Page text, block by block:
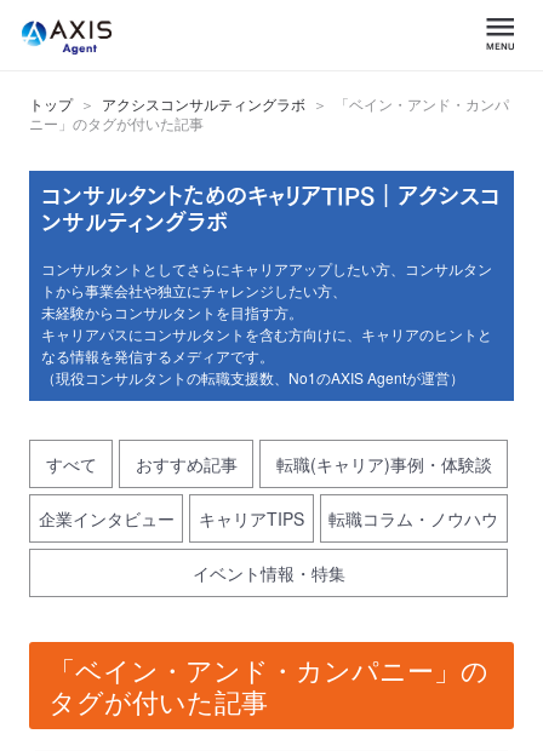
トップ アクシスコンサルティングラボ
「ベイン・アンド・カンパ
ニー」のタグが付いた記事
コンサルタントためのキャリアTIPS｜アクシスコ
ンサルティングラボ
コンサルタントとしてさらにキャリアアップしたい方、コンサルタン
トから事業会社や独立にチャレンジしたい方、
未経験からコンサルタントを目指す方。
キャリアパスにコンサルタントを含む方向けに、キャリアのヒントと
なる情報を発信するメディアです。
（現役コンサルタントの転職支援数、No1のAXIS Agentが運営）
すべて おすすめ記事 転職(キャリア)事例・体験談
企業インタビュー キャリアTIPS 転職コラム・ノウハウ
イベント情報・特集
「ベイン・アンド・カンパニー」の
タグが付いた記事